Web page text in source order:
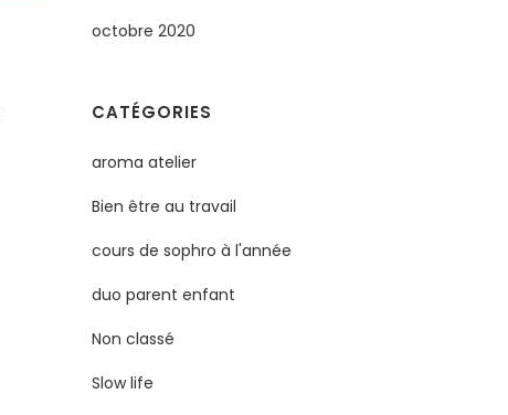
octobre 2020
CATÉGORIES
aroma atelier
Bien être au travail
cours de sophro à l'année
duo parent enfant
Non classé
Slow life